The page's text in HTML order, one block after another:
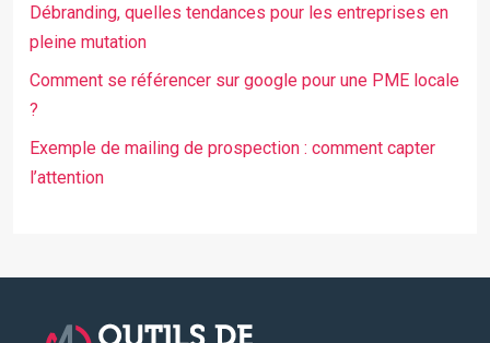
Débranding, quelles tendances pour les entreprises en
pleine mutation
Comment se référencer sur google pour une PME locale
?
Exemple de mailing de prospection : comment capter
l’attention